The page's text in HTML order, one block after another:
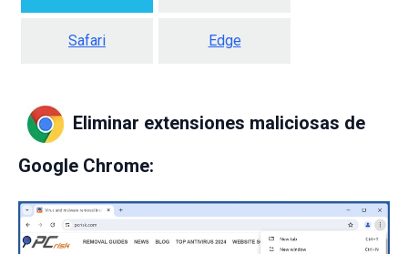
Safari Edge
Eliminar extensiones maliciosas de
Google Chrome: